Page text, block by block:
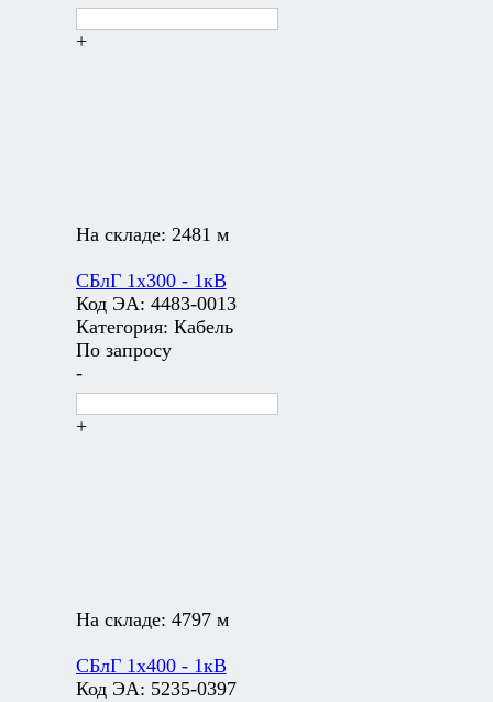
+
На складе: 2481 м
СБлГ 1х300 - 1кВ
Код ЭА: 4483-0013
Категория: Кабель
По запросу
-
+
На складе: 4797 м
СБлГ 1х400 - 1кВ
Код ЭА: 5235-0397